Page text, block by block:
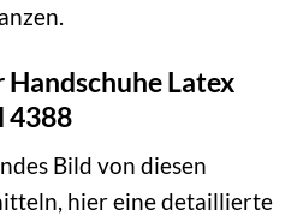
Latex
4388
Bild von diesen
hier eine detaillierte